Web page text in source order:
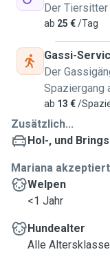
Der
ab 25 €/Tag
Gassi-
Der
Spaziergang
ab 13 €/
Zusätzlich...
Hol-, und
Mariana akzeptiert
Welpen
<1 Jahr
Hundealter
Alle